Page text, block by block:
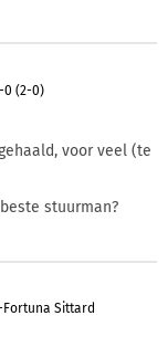
0 (2-0)
voor veel (te
stuurman?
Sittard